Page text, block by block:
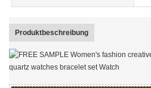
Produktbeschreibung